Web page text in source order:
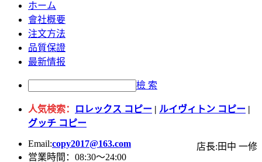
ホーム
會社概要
注文方法
品質保證
最新情报
檢 索
人気検索： ロレックス コピー | ルイヴィトン コピー |
グッチ コピー
Email:copy2017@163.com
店長:田中 一修
営業時間：08:30～24:00